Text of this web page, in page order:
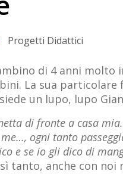
Progetti Didattici
di 4 anni
La sua
un lupo, lupo
di fronte a casa
ogni tanto
e se io gli dico di
tanto, anche con